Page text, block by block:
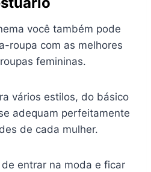
você também pode
roupa com as melhores
femininas.
vários estilos, do básico
adequam perfeitamente
de cada mulher.
entrar na moda e ficar